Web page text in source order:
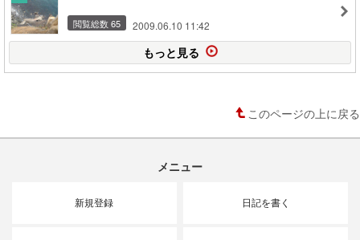
閲覧総数 65 2009.06.10 11:42
もっと見る
このページの上に戻る
メニュー
新規登録 日記を書く